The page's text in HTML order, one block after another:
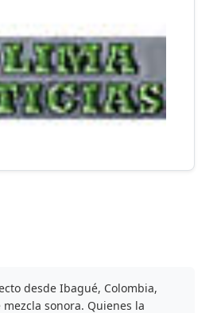
desde Ibagué, Colombia,
sonora. Quienes la